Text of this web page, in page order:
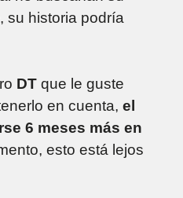
su historia podría
DT que le guste
en cuenta, el
6 meses más en
esto está lejos